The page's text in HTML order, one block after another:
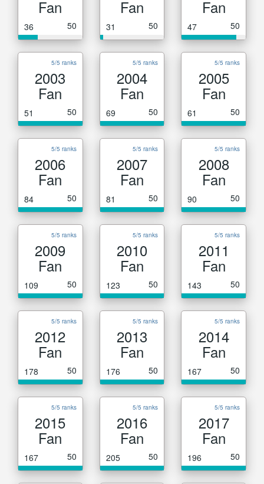
Fan
36 50
Fan
31 50
Fan
47 50
5/5 ranks
2003
Fan
51 50
5/5 ranks
2004
Fan
69 50
5/5 ranks
2005
Fan
61 50
5/5 ranks
2006
Fan
84 50
5/5 ranks
2007
Fan
81 50
5/5 ranks
2008
Fan
90 50
5/5 ranks
2009
Fan
109 50
5/5 ranks
2010
Fan
123 50
5/5 ranks
2011
Fan
143 50
5/5 ranks
2012
Fan
178 50
5/5 ranks
2013
Fan
176 50
5/5 ranks
2014
Fan
167 50
5/5 ranks
2015
Fan
167 50
5/5 ranks
2016
Fan
205 50
5/5 ranks
2017
Fan
196 50